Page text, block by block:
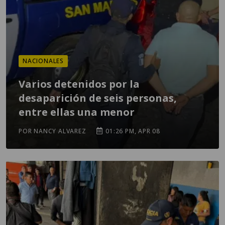
NACIONALES
Varios detenidos por la
desaparición de seis personas,
entre ellas una menor
POR NANCY ALVAREZ 01:26 PM, APR 08